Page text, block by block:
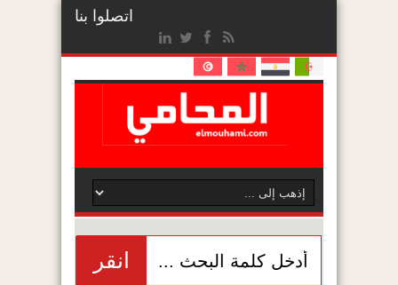
اتصلوا بنا
انقر